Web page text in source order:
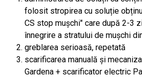
folosit stropirea cu soluție
CS stop mușchi" care după 2-3
înnegrire a stratului de mușchi
greblarea serioasă, repetată
scarificarea manuală și
Gardena + scarificator electric